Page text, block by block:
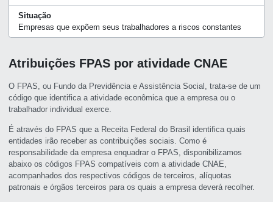
Situação
Empresas que expõem seus trabalhadores a riscos constantes
Atribuições FPAS por atividade CNAE
O FPAS, ou Fundo da Previdência e Assistência Social, trata-se de um
código que identifica a atividade econômica que a empresa ou o
trabalhador individual exerce.
É através do FPAS que a Receita Federal do Brasil identifica quais
entidades irão receber as contribuições sociais. Como é
responsabilidade da empresa enquadrar o FPAS, disponibilizamos
abaixo os códigos FPAS compatíveis com a atividade CNAE,
acompanhados dos respectivos códigos de terceiros, alíquotas
patronais e órgãos terceiros para os quais a empresa deverá recolher.